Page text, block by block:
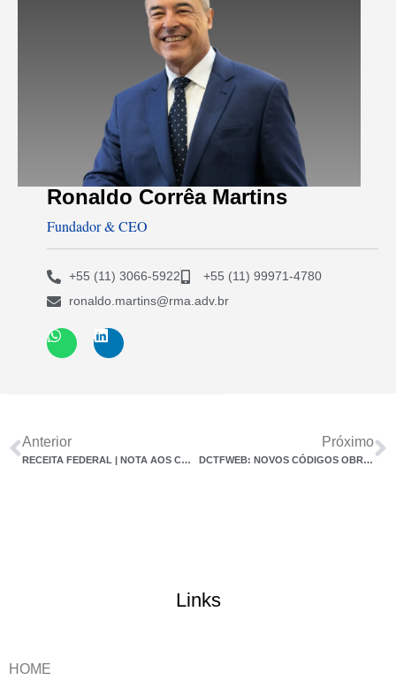
Ronaldo Corrêa Martins
Fundador & CEO
+55 (11) 3066-5922
+55 (11) 99971-4780
ronaldo.martins@rma.adv.br
Anterior
RECEITA FEDERAL | NOTA AOS CONTRIBUINTES – EFD CONTRIBUIÇÕES/MP Nº 1.159, DE JANEIRO DE 2023.
Próximo
DCTFWEB: NOVOS CÓDIGOS OBRIGATÓRIOS DO IMPOSTO DE RENDA RETIDO NA FONTE SOBRE RENDIMENTOS DO TRABALHO
Links
HOME